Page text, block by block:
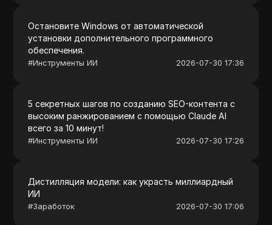
Остановите Windows от автоматической
установки дополнительного программного
обеспечения.
#Инструменты ИИ 2026-07-30 17:36
5 секретных шагов по созданию SEO-контента с
высоким ранжированием с помощью Claude AI
всего за 10 минут!
#Инструменты ИИ 2026-07-30 17:26
Дистилляция модели: как украсть миллиардный
ИИ
#Заработок 2026-07-30 17:06